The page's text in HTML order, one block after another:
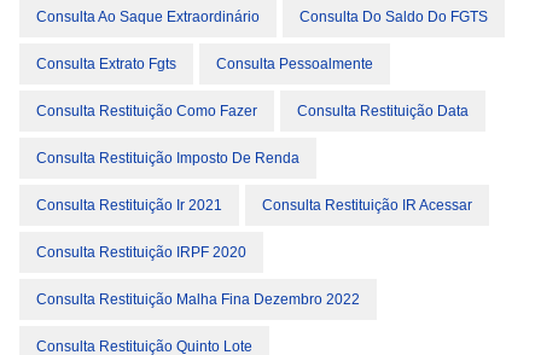
Consulta Ao Saque Extraordinário Consulta Do Saldo Do FGTS
Consulta Extrato Fgts Consulta Pessoalmente
Consulta Restituição Como Fazer Consulta Restituição Data
Consulta Restituição Imposto De Renda
Consulta Restituição Ir 2021 Consulta Restituição IR Acessar
Consulta Restituição IRPF 2020
Consulta Restituição Malha Fina Dezembro 2022
Consulta Restituição Quinto Lote